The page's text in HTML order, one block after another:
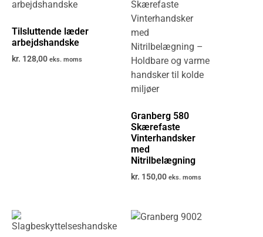
Tilsluttende læder
arbejdshandske
kr. 128,00 eks. moms
Granberg 580
Skærefaste
Vinterhandsker
med
Nitrilbelægning
kr. 150,00 eks. moms